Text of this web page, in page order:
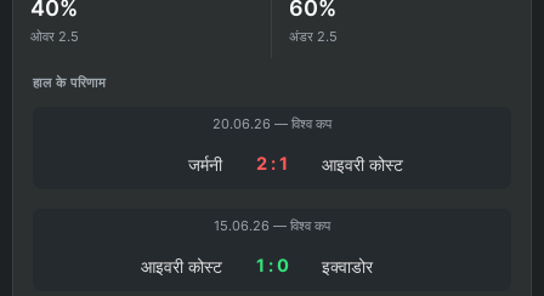
40%
ओवर 2.5
60%
अंडर 2.5
हाल के परिणाम
20.06.26 — विश्व कप
जर्मनी 2 : 1 आइवरी कोस्ट
15.06.26 — विश्व कप
आइवरी कोस्ट 1 : 0 इक्वाडोर